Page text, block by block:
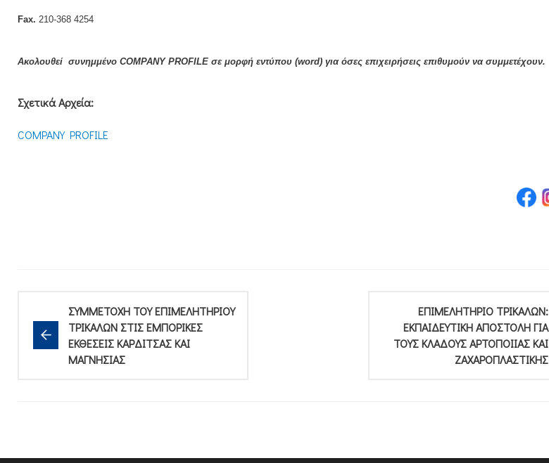
Fax. 210-368 4254
Ακολουθεί συνημμένο COMPANY PROFILE σε μορφή εντύπου (word) για όσες επιχειρήσεις επιθυμούν να συμμετέχουν.
Σχετικά Αρχεία:
COMPANY PROFILE
ΣΥΜΜΕΤΟΧΗ ΤΟΥ ΕΠΙΜΕΛΗΤΗΡΙΟΥ
ΤΡΙΚΑΛΩΝ ΣΤΙΣ ΕΜΠΟΡΙΚΕΣ
ΕΚΘΕΣΕΙΣ ΚΑΡΔΙΤΣΑΣ ΚΑΙ
ΜΑΓΝΗΣΙΑΣ
ΕΠΙΜΕΛΗΤΗΡΙΟ ΤΡΙΚΑΛΩΝ:
ΕΚΠΑΙΔΕΥΤΙΚΗ ΑΠΟΣΤΟΛΗ ΓΙΑ
ΤΟΥΣ ΚΛΑΔΟΥΣ ΑΡΤΟΠΟΙΙΑΣ ΚΑΙ
ΖΑΧΑΡΟΠΛΑΣΤΙΚΗΣ